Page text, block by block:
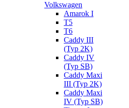
Volkswagen
Amarok I
T5
T6
Caddy III
(Typ 2K)
Caddy IV
(Typ SB)
Caddy Maxi
III (Typ 2K)
Caddy Maxi
IV (Typ SB)